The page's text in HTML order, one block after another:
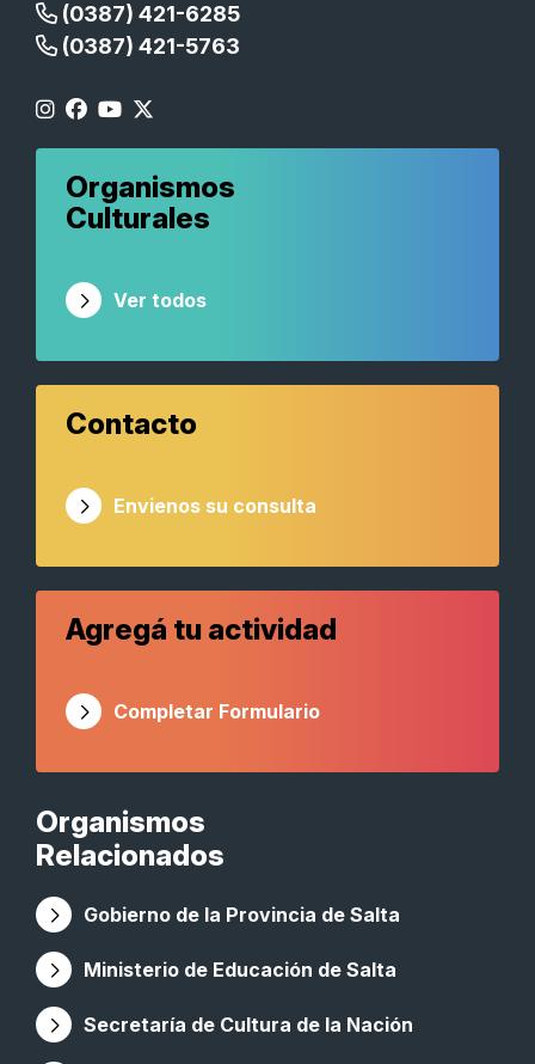
(0387) 421-6285
(0387) 421-5763
Organismos
Relacionados
Gobierno de la Provincia de Salta
Ministerio de Educación de Salta
Secretaría de Cultura de la Nación
Organismos
Culturales
Ver todos
Contacto
Envienos su consulta
Agregá tu actividad
Completar Formulario